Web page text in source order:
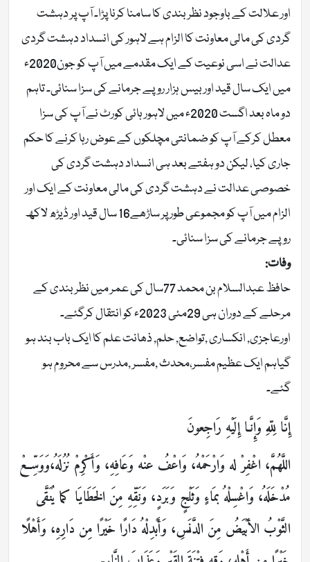
اور علالت کے باوجود نظر بندی کا سامنا کرنا پڑا۔ آپ پر دہشت
گردی کی مالی معاونت کا الزام ہے لاہور کی انسداد دہشت گردی
عدالت نے اسی نوعیت کے ایک مقدمے میں آپ کو جون2020ء
میں ایک سال قید اور بیس ہزار روپے جرمانے کی سزا سنائی۔ تاہم
دو ماہ بعد اگست 2020ء میں لاہور ہائی کورٹ نے آپ کی سزا
معطل کرکے آپ کو ضمانتی مچلکوں کے عوض رہا کرنے کا حکم
جاری کیا، لیکن دو ہفتے بعد ہی انسداد دہشت گردی کی
خصوصی عدالت نے دہشت گردی کی مالی معاونت کے ایک اور
الزام میں آپ کو مجموعی طور پر ساڑھے16 سال قید اور ڈیڑھ لاکھ
روپے جرمانے کی سزا سنائی۔
وفات:
حافظ عبدالسلام بن محمد 77سال کی عمر میں نظربندی کے
مرحلے کے دوران ہی 29مئی 2023ء کو انتقال کرگئے۔
اورعاجزی, انکساری ,تواضع, حلم, ذھانت علم کا ایک باب بند ہو
گیاہم ایک عظیم مفسر،محدث ,مفسر ,مدرس سے محروم ہو
گئے۔
إِنَّا لِلّهِ وَإِنَّـا إِلَيْهِ رَاجِعونَ
اللَّهُمَّ، اغْفِرْ له وَارْحَمْهُ، وَاعْفُ عنْه وَعَافِهِ، وَأَكْرِمْ نُزُلَهُ،وَوَسِّعْ
مُدْخَلَهُ، وَاغْسِلْهُ بمَاءٍ وَثَلْجٍ وَبَرَدٍ، وَنَقِّهِ مِنَ الخَطَايَا كما يُنَقَّى
الثَّوْبُ الأبْيَضُ مِنَ الدَّنَسِ، وَأَبْدِلْهُ دَارًا خَيْرًا مِن دَارِهِ، وَأَهْلًا